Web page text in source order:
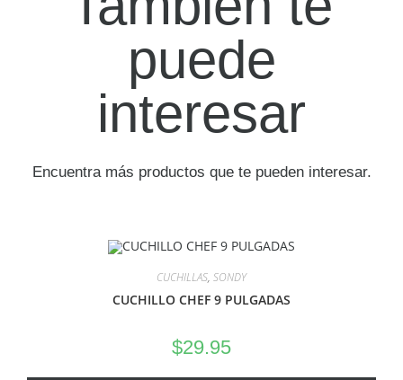
puede
interesar
Encuentra más productos que te pueden interesar.
CUCHILLAS, SONDY
CUCHILLO CHEF 9 PULGADAS
$29.95